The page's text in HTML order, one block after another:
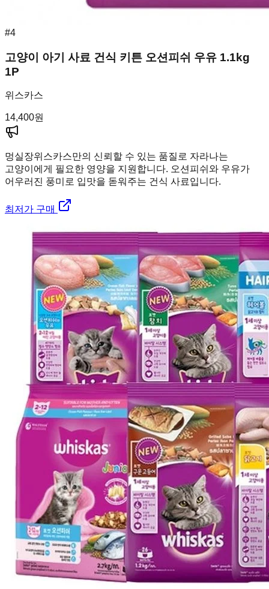
#4
고양이 아기 사료 건식 키튼 오션피쉬 우유 1.1kg
1P
위스카스
14,400원
멍실장위스카스만의 신뢰할 수 있는 품질로 자라나는
고양이에게 필요한 영양을 지원합니다. 오션피쉬와 우유가
어우러진 풍미로 입맛을 돋워주는 건식 사료입니다.
최저가 구매